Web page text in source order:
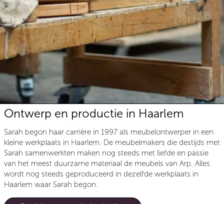
Ontwerp en productie in Haarlem
Sarah begon haar carrière in 1997 als meubelontwerper in een
kleine werkplaats in Haarlem. De meubelmakers die destijds met
Sarah samenwerkten maken nog steeds met liefde en passie
van het meest duurzame materiaal de meubels van Arp. Alles
wordt nog steeds geproduceerd in dezelfde werkplaats in
Haarlem waar Sarah begon.